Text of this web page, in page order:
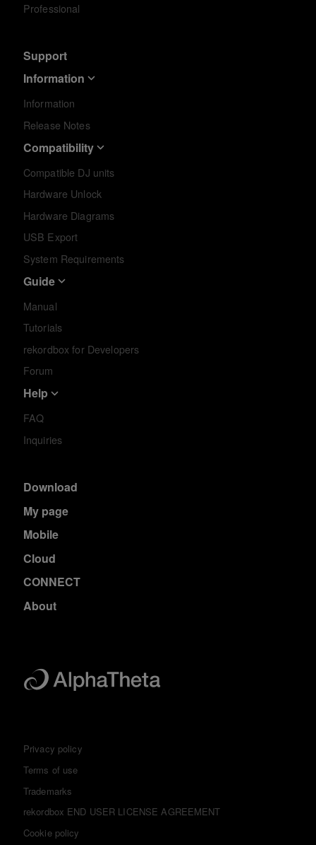
Professional
Support
Information
Information
Release Notes
Compatibility
Compatible DJ units
Hardware Unlock
Hardware Diagrams
USB Export
System Requirements
Guide
Manual
Tutorials
rekordbox for Developers
Forum
Help
FAQ
Inquiries
Download
My page
Mobile
Cloud
CONNECT
About
Privacy policy
Terms of use
Trademarks
rekordbox END USER LICENSE AGREEMENT
Cookie policy